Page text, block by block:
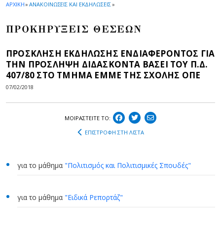
ΑΡΧΙΚΗ» ΑΝΑΚΟΙΝΩΣΕΙΣ ΚΑΙ ΕΚΔΗΛΩΣΕΙΣ»
ΠΡΟΚΗΡΥΞΕΙΣ ΘΕΣΕΩΝ
ΠΡΟΣΚΛΗΣΗ ΕΚΔΗΛΩΣΗΣ ΕΝΔΙΑΦΕΡΟΝΤΟΣ ΓΙΑ
ΤΗΝ ΠΡΟΣΛΗΨΗ ΔΙΔΑΣΚΟΝΤΑ ΒΑΣΕΙ ΤΟΥ Π.Δ.
407/80 ΣΤΟ ΤΜΗΜΑ ΕΜΜΕ ΤΗΣ ΣΧΟΛΗΣ ΟΠΕ
07/02/2018
ΜΟΙΡΑΣΤEIΤΕ ΤΟ:
ΕΠΙΣΤΡΟΦΗ ΣΤΗ ΛΙΣΤΑ
για το μάθημα "Πολιτισμός και Πολιτισμικές Σπουδές"
για το μάθημα "Ειδικά Ρεπορτάζ"